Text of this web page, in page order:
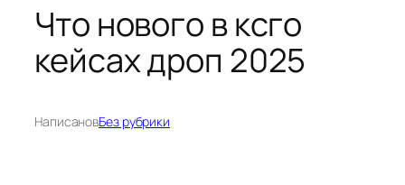
Что нового в ксго
кейсах дроп 2025
НаписановБез рубрики